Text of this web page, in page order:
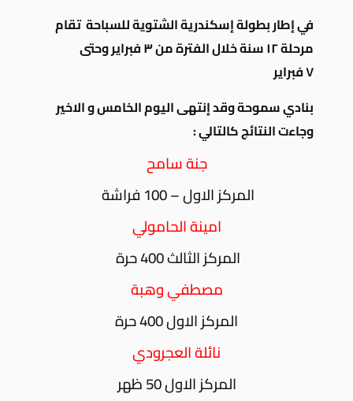
في إطار بطولة إسكندرية الشتوية للسباحة تقام
مرحلة ١٢ سنة خلال الفترة من ٣ فبراير وحتى
٧ فبراير
بنادي سموحة وقد إنتهى اليوم الخامس و الاخير
وجاءت النتائج كالتالي :
جنة سامح
المركز الاول – 100 فراشة
امينة الحامولي
المركز الثالث 400 حرة
مصطفي وهبة
المركز الاول 400 حرة
نائلة العجرودي
المركز الاول 50 ظهر